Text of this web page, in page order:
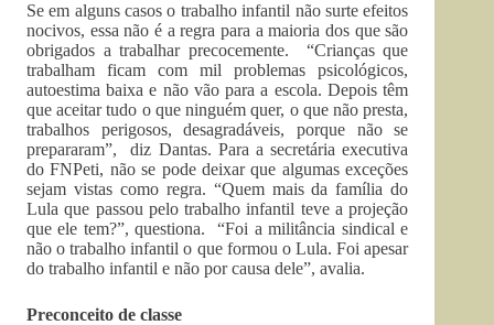
Se em alguns casos o trabalho infantil não surte efeitos
nocivos, essa não é a regra para a maioria dos que são
obrigados a trabalhar precocemente. “Crianças que
trabalham ficam com mil problemas psicológicos,
autoestima baixa e não vão para a escola. Depois têm
que aceitar tudo o que ninguém quer, o que não presta,
trabalhos perigosos, desagradáveis, porque não se
prepararam”, diz Dantas. Para a secretária executiva
do FNPeti, não se pode deixar que algumas exceções
sejam vistas como regra. “Quem mais da família do
Lula que passou pelo trabalho infantil teve a projeção
que ele tem?”, questiona. “Foi a militância sindical e
não o trabalho infantil o que formou o Lula. Foi apesar
do trabalho infantil e não por causa dele”, avalia.
Preconceito de classe